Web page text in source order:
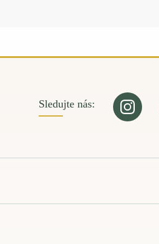
Sledujte nás: